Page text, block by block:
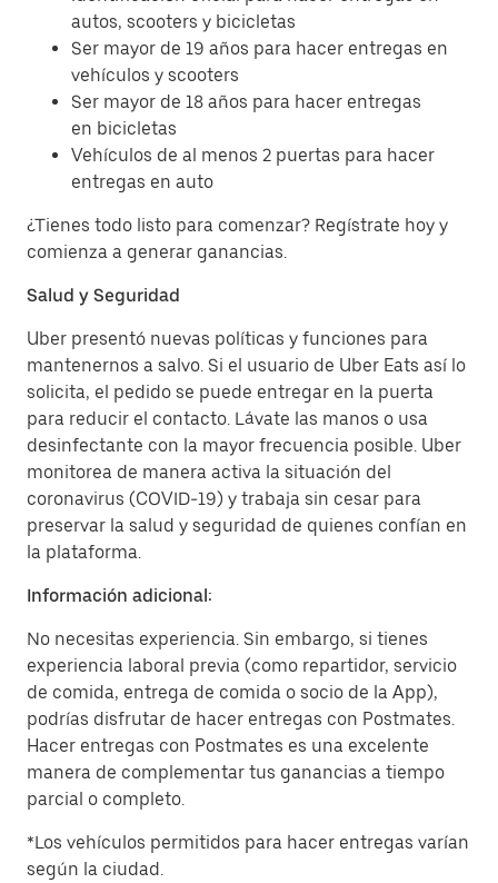
autos, scooters y bicicletas
Ser mayor de 19 años para hacer entregas en
vehículos y scooters
Ser mayor de 18 años para hacer entregas
en bicicletas
Vehículos de al menos 2 puertas para hacer
entregas en auto
¿Tienes todo listo para comenzar? Regístrate hoy y
comienza a generar ganancias.
Salud y Seguridad
Uber presentó nuevas políticas y funciones para
mantenernos a salvo. Si el usuario de Uber Eats así lo
solicita, el pedido se puede entregar en la puerta
para reducir el contacto. Lávate las manos o usa
desinfectante con la mayor frecuencia posible. Uber
monitorea de manera activa la situación del
coronavirus (COVID-19) y trabaja sin cesar para
preservar la salud y seguridad de quienes confían en
la plataforma.
Información adicional:
No necesitas experiencia. Sin embargo, si tienes
experiencia laboral previa (como repartidor, servicio
de comida, entrega de comida o socio de la App),
podrías disfrutar de hacer entregas con Postmates.
Hacer entregas con Postmates es una excelente
manera de complementar tus ganancias a tiempo
parcial o completo.
*Los vehículos permitidos para hacer entregas varían
según la ciudad.